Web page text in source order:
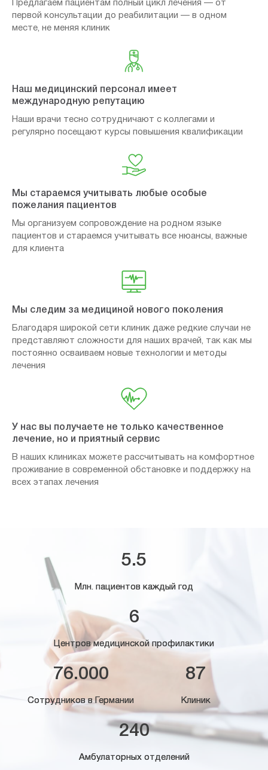
Предлагаем пациентам полный цикл лечения — от
первой консультации до реабилитации — в одном
месте, не меняя клиник
Наш медицинский персонал имеет
международную репутацию
Наши врачи тесно сотрудничают с коллегами и
регулярно посещают курсы повышения квалификации
Мы стараемся учитывать любые особые
пожелания пациентов
Мы организуем сопровождение на родном языке
пациентов и стараемся учитывать все нюансы, важные
для клиента
Мы следим за медициной нового поколения
Благодаря широкой сети клиник даже редкие случаи не
представляют сложности для наших врачей, так как мы
постоянно осваиваем новые технологии и методы
лечения
У нас вы получаете не только качественное
лечение, но и приятный сервис
В наших клиниках можете рассчитывать на комфортное
проживание в современной обстановке и поддержку на
всех этапах лечения
5.5
Млн. пациентов каждый год
6
Центров медицинской профилактики
76.000
Сотрудников в Германии
87
Клиник
240
Амбулаторных отделений